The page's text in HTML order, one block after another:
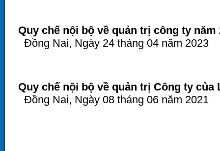
Quy chế nội bộ về quản trị công ty năm
Đồng Nai, Ngày 24 tháng 04 năm 2023
Quy chế nội bộ về quản trị Công ty của
Đồng Nai, Ngày 08 tháng 06 năm 2021